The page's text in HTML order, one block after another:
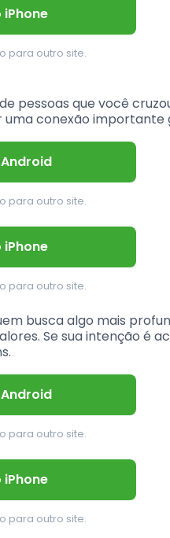
iPhone
para outro site.
pessoas que você
conexão importante
para outro site.
iPhone
para outro site.
busca algo mais
Se sua intenção é
para outro site.
iPhone
para outro site.